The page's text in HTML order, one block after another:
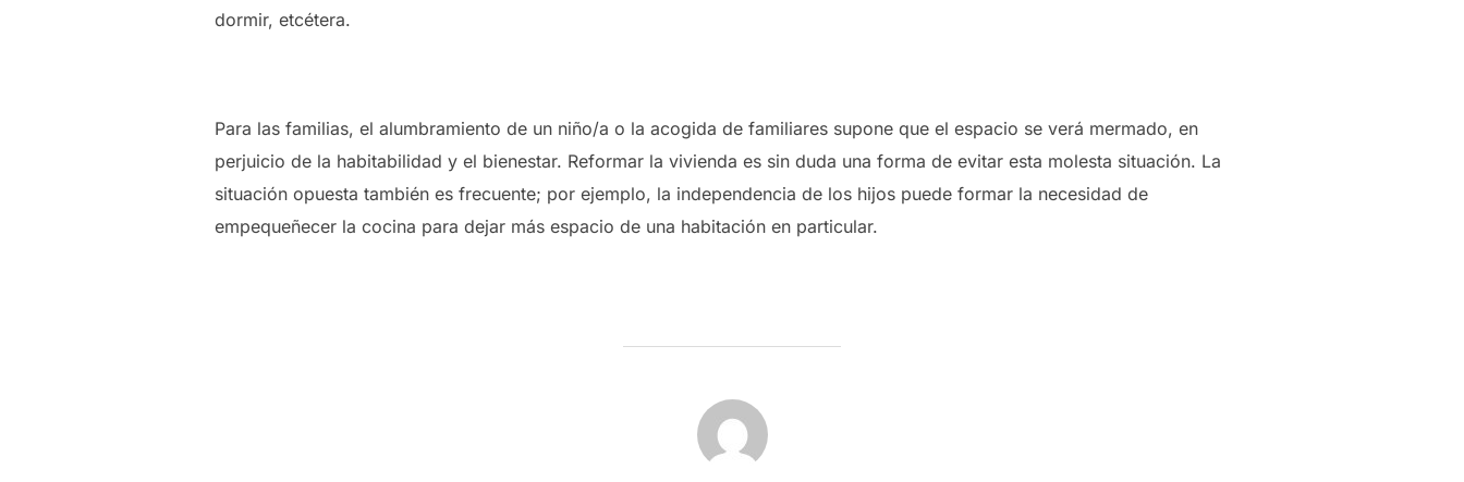
dormir, etcétera.
Para las familias, el alumbramiento de un niño/a o la acogida de familiares supone que el espacio se verá mermado, en
perjuicio de la habitabilidad y el bienestar. Reformar la vivienda es sin duda una forma de evitar esta molesta situación. La
situación opuesta también es frecuente; por ejemplo, la independencia de los hijos puede formar la necesidad de
empequeñecer la cocina para dejar más espacio de una habitación en particular.
AUTOR DE LA ENTRADA